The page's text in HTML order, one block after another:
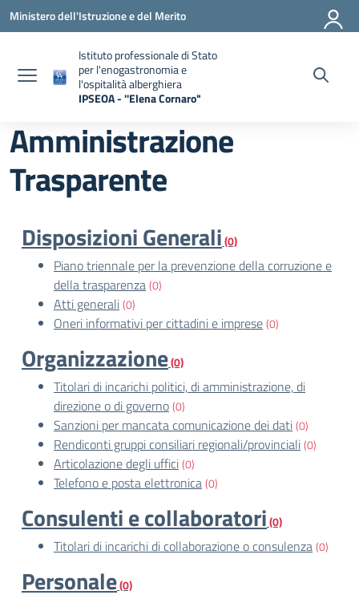
Vai ai contenuti
Vai al menu di navigazione
Vai al footer
Ministero dell'Istruzione e del Merito
Istituto professionale di Stato
per l'enogastronomia e
l'ospitalità alberghiera
IPSEOA - ''Elena Cornaro"
Amministrazione
Trasparente
Disposizioni Generali(0)
Piano triennale per la prevenzione della corruzione e
della trasparenza(0)
Atti generali(0)
Oneri informativi per cittadini e imprese(0)
Organizzazione(0)
Titolari di incarichi politici, di amministrazione, di
direzione o di governo(0)
Sanzioni per mancata comunicazione dei dati(0)
Rendiconti gruppi consiliari regionali/provinciali(0)
Articolazione degli uffici(0)
Telefono e posta elettronica(0)
Consulenti e collaboratori(0)
Titolari di incarichi di collaborazione o consulenza(0)
Personale(0)